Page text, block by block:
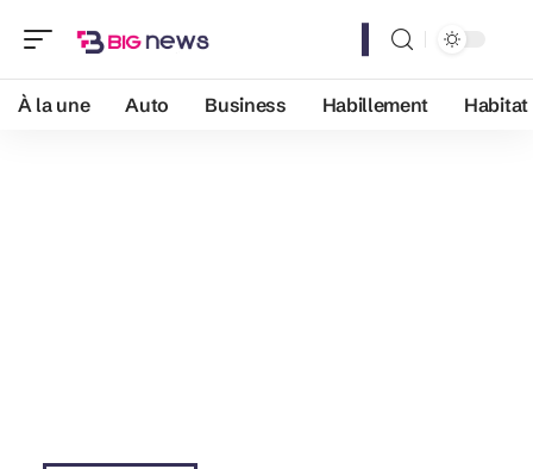
À la une Auto Business Habillement Habitat